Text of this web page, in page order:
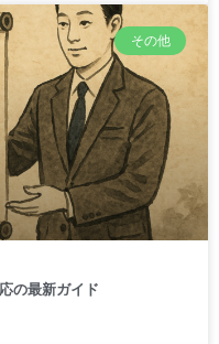
その他
の最新ガイド